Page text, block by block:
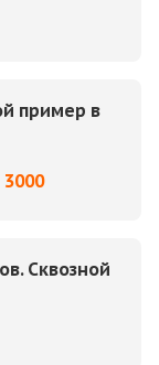
пример в
3000
Сквозной